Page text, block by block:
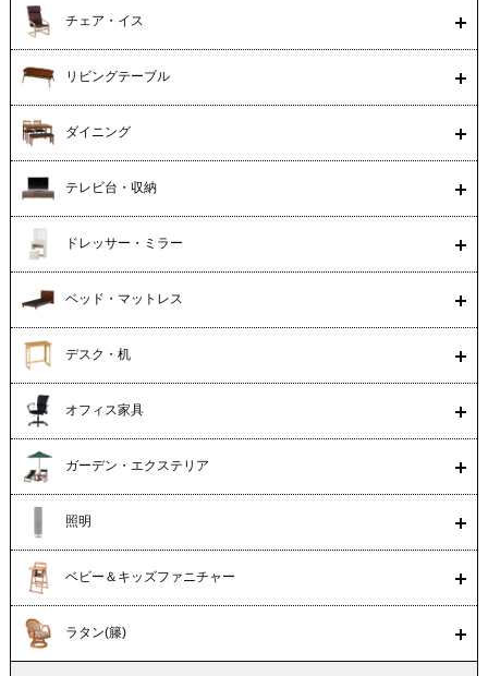
チェア・イス
リビングテーブル
ダイニング
テレビ台・収納
ドレッサー・ミラー
ベッド・マットレス
デスク・机
オフィス家具
ガーデン・エクステリア
照明
ベビー＆キッズファニチャー
ラタン(籐)